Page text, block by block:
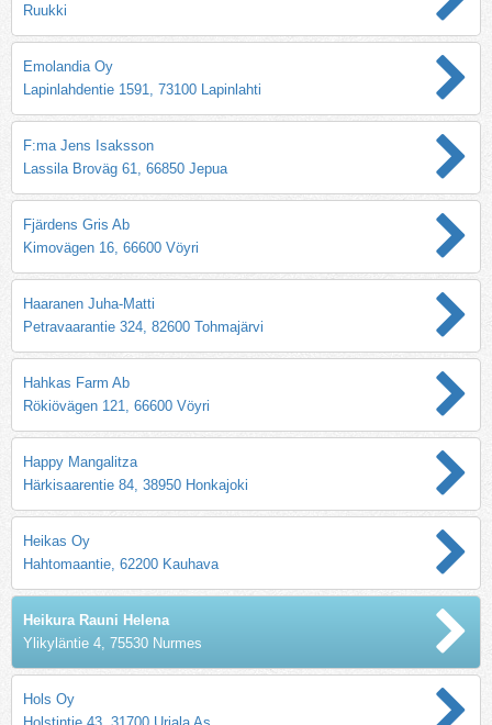
Ruukki
Emolandia Oy
Lapinlahdentie 1591, 73100 Lapinlahti
F:ma Jens Isaksson
Lassila Broväg 61, 66850 Jepua
Fjärdens Gris Ab
Kimovägen 16, 66600 Vöyri
Haaranen Juha-Matti
Petravaarantie 324, 82600 Tohmajärvi
Hahkas Farm Ab
Rökiövägen 121, 66600 Vöyri
Happy Mangalitza
Härkisaarentie 84, 38950 Honkajoki
Heikas Oy
Hahtomaantie, 62200 Kauhava
Heikura Rauni Helena
Ylikyläntie 4, 75530 Nurmes
Hols Oy